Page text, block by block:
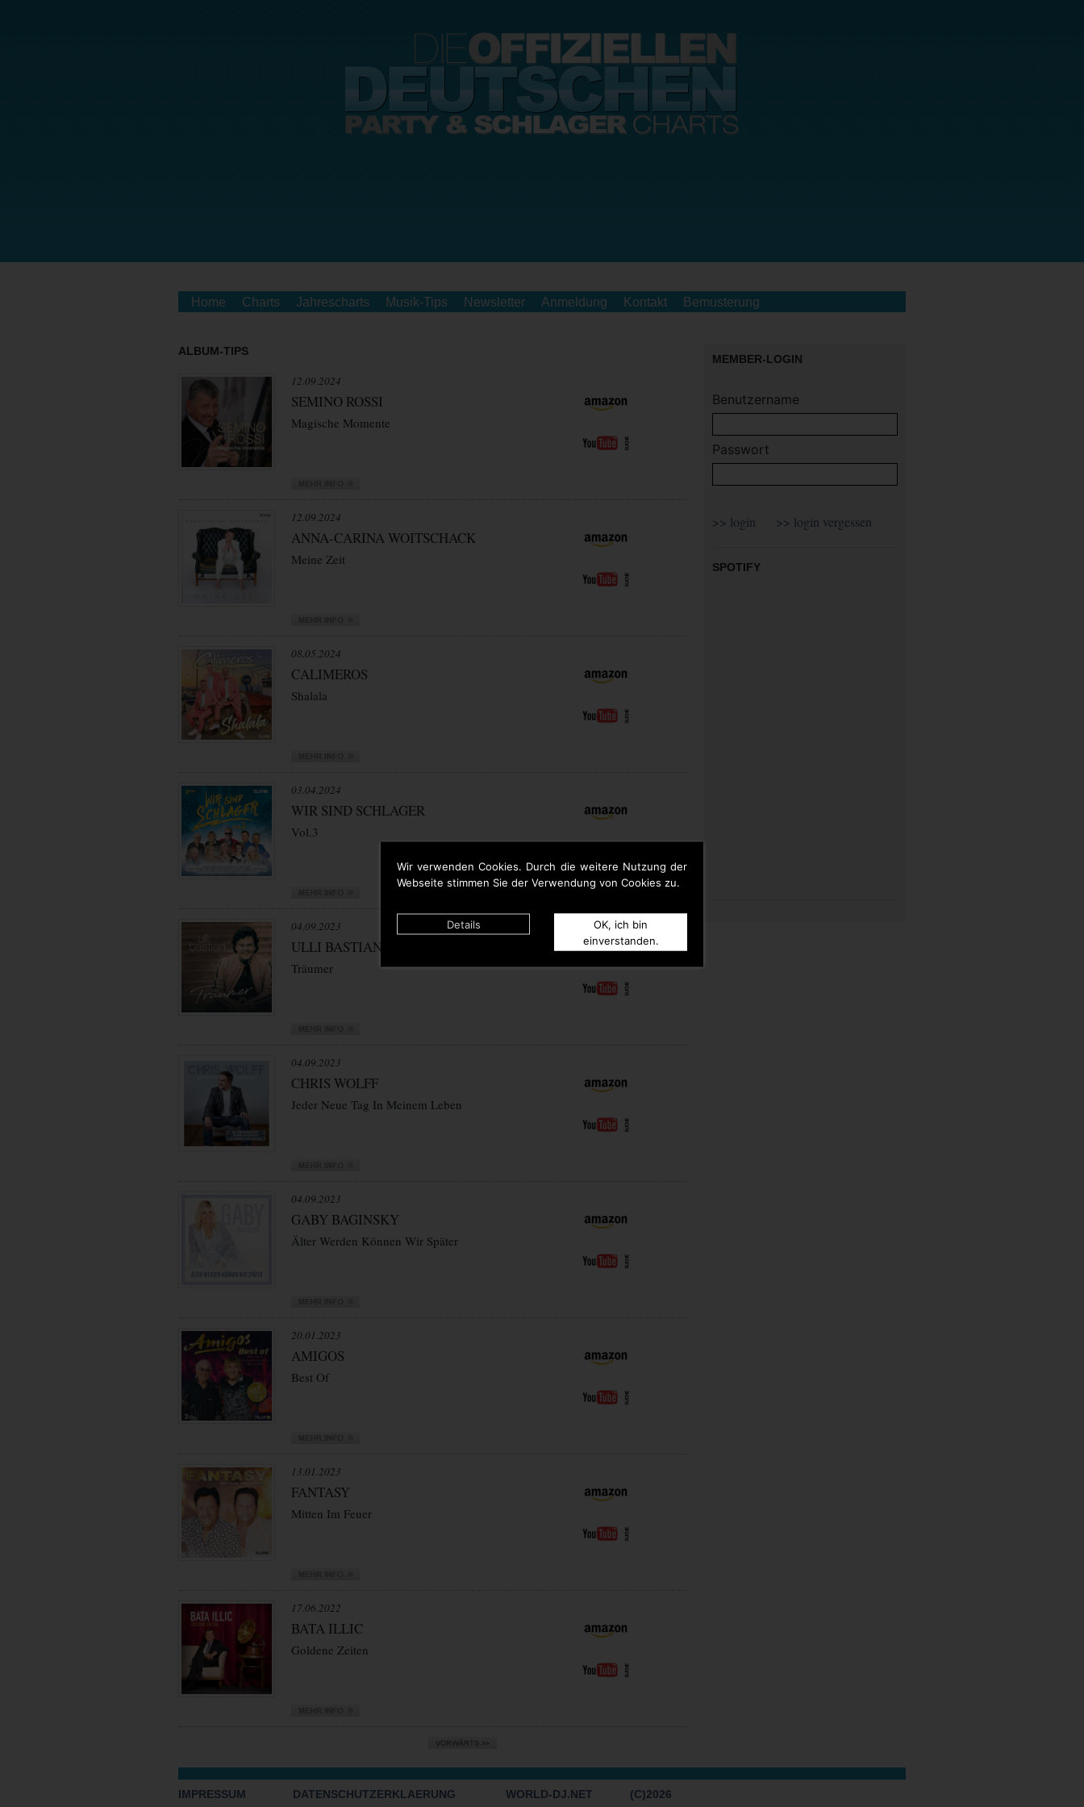
Wir verwenden Cookies. Durch die weitere Nutzung der
Webseite stimmen Sie der Verwendung von Cookies zu.
Details
OK, ich bin
einverstanden.
Home Charts Jahrescharts Musik-Tips Newsletter Anmeldung Kontakt Bemusterung
ALBUM-TIPS
12.09.2024
SEMINO ROSSI
Magische Momente
12.09.2024
ANNA-CARINA WOITSCHACK
Meine Zeit
08.05.2024
CALIMEROS
Shalala
03.04.2024
WIR SIND SCHLAGER
Vol.3
04.09.2023
ULLI BASTIAN
Träumer
04.09.2023
CHRIS WOLFF
Jeder Neue Tag In Meinem Leben
04.09.2023
GABY BAGINSKY
Älter Werden Können Wir Später
20.01.2023
AMIGOS
Best Of
13.01.2023
FANTASY
Mitten Im Feuer
17.06.2022
BATA ILLIC
Goldene Zeiten
MEMBER-LOGIN
Benutzername
Passwort
SPOTIFY
IMPRESSUM DATENSCHUTZERKLAERUNG WORLD-DJ.NET (C)2026